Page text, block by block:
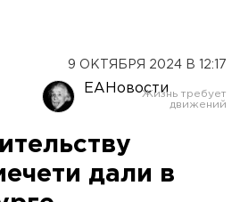
9 ОКТЯБРЯ 2024 В 12:17
ЕАНовости
дали в